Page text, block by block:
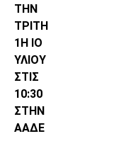
ΤΗΝ
ΤΡΙΤΗ
1Η ΙΟ
ΥΛΙΟΥ
ΣΤΙΣ
10:30
ΣΤΗΝ
ΑΑΔΕ